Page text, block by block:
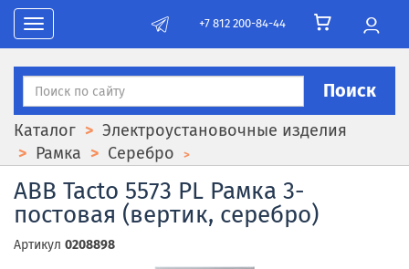
Toggle navigation
+7 812 200-84-44
Поиск
Каталог
Электроустановочные изделия
Рамка
Серебро
ABB Tacto 5573 PL Рамка 3-
постовая (вертик, серебро)
Артикул 0208898